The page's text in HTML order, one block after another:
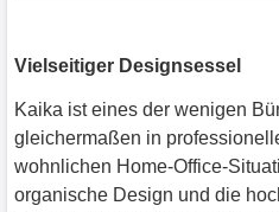
Vielseitiger Designsessel
Kaika ist eines der wenigen
gleichermaßen in
wohnlichen Home-Office-
organische Design und die